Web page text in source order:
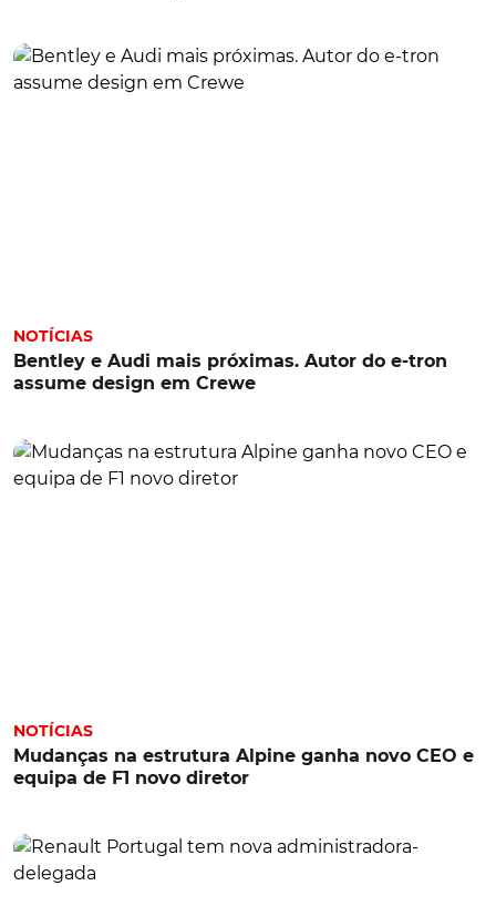
NOTÍCIAS
Bentley e Audi mais próximas. Autor do e-tron
assume design em Crewe
NOTÍCIAS
Mudanças na estrutura Alpine ganha novo CEO e
equipa de F1 novo diretor